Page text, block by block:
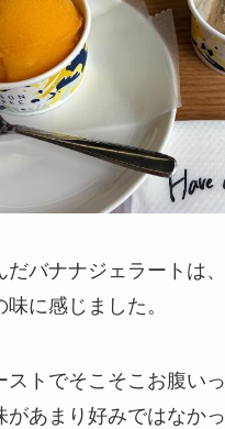
だバナナジェラートは
に感じました。
ストでそこそこお腹い
があまり好みではなか